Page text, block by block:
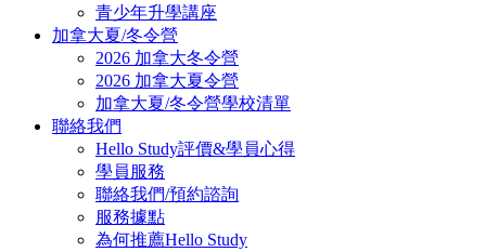
青少年升學講座
加拿大夏/冬令營
2026 加拿大冬令營
2026 加拿大夏令營
加拿大夏/冬令營學校清單
聯絡我們
Hello Study評價&學員心得
學員服務
聯絡我們/預約諮詢
服務據點
為何推薦Hello Study